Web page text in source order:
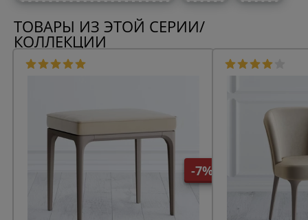
ТОВАРЫ ИЗ ЭТОЙ СЕРИИ/
КОЛЛЕКЦИИ
-7%